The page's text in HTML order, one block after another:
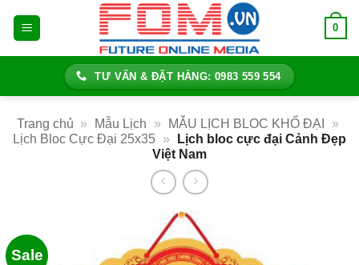
0
TƯ VẤN & ĐẶT HÀNG: 0983 559 554
Trang chủ » Mẫu Lịch » MẪU LỊCH BLOC KHỔ ĐẠI
»
Lịch Bloc Cực Đại 25x35 »
Lịch bloc cực đại Cảnh Đẹp
Việt Nam
Sale